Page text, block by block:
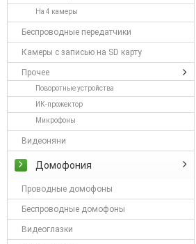
На 4 камеры
Беспроводные передатчики
Камеры с записью на SD карту
Прочее
Поворотные устройства
ИК-прожектор
Микрофоны
Видеоняни
Домофония
Проводные домофоны
Беспроводные домофоны
Видеоглазки